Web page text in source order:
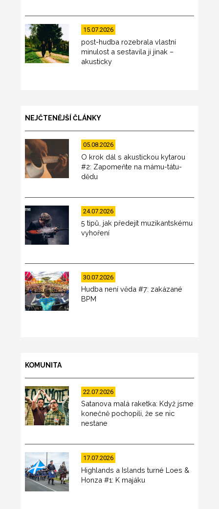
15.07.2026
post-hudba rozebrala vlastní
minulost a sestavila ji jinak –
akusticky
NEJČTENĚJŠÍ ČLÁNKY
05.08.2026
O krok dál s akustickou kytarou
#2: Zapomeňte na mámu-tátu-
dědu
24.07.2026
5 tipů, jak předejít muzikantskému
vyhoření
30.07.2026
Hudba není věda #7: zakázané
BPM
KOMUNITA
22.07.2026
Satanova malá raketka: Když jsme
konečně pochopili, že se nic
nestane
17.07.2026
Highlands a Islands turné Loes &
Honza #1: K majáku